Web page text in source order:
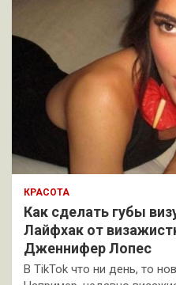
КРАСОТА
Как сделать губы
Лайфхак от
Дженнифер Лопес
В TikTok что ни день, то